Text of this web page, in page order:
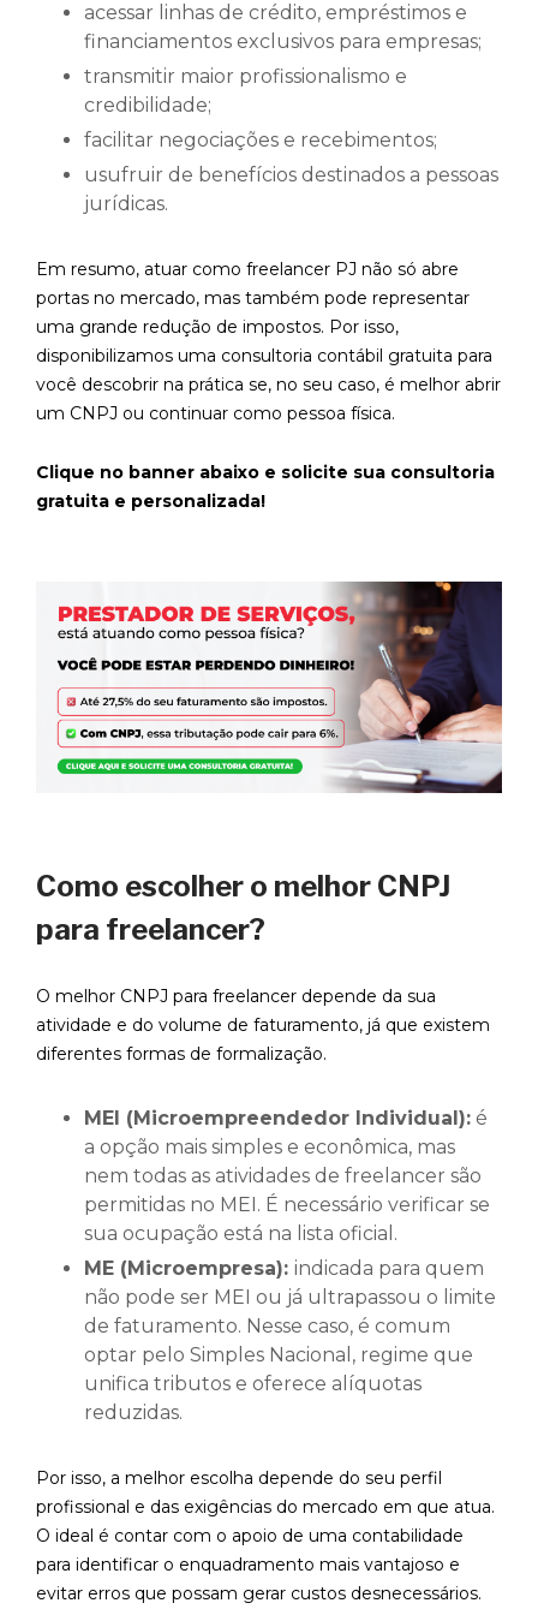
acessar linhas de crédito, empréstimos e
financiamentos exclusivos para empresas;
transmitir maior profissionalismo e
credibilidade;
facilitar negociações e recebimentos;
usufruir de benefícios destinados a pessoas
jurídicas.
Em resumo, atuar como freelancer PJ não só abre
portas no mercado, mas também pode representar
uma grande redução de impostos. Por isso,
disponibilizamos uma consultoria contábil gratuita para
você descobrir na prática se, no seu caso, é melhor abrir
um CNPJ ou continuar como pessoa física.
Clique no banner abaixo e solicite sua consultoria
gratuita e personalizada!
Como escolher o melhor CNPJ
para freelancer?
O melhor CNPJ para freelancer depende da sua
atividade e do volume de faturamento, já que existem
diferentes formas de formalização.
MEI (Microempreendedor Individual): é
a opção mais simples e econômica, mas
nem todas as atividades de freelancer são
permitidas no MEI. É necessário verificar se
sua ocupação está na lista oficial.
ME (Microempresa): indicada para quem
não pode ser MEI ou já ultrapassou o limite
de faturamento. Nesse caso, é comum
optar pelo Simples Nacional, regime que
unifica tributos e oferece alíquotas
reduzidas.
Por isso, a melhor escolha depende do seu perfil
profissional e das exigências do mercado em que atua.
O ideal é contar com o apoio de uma contabilidade
para identificar o enquadramento mais vantajoso e
evitar erros que possam gerar custos desnecessários.